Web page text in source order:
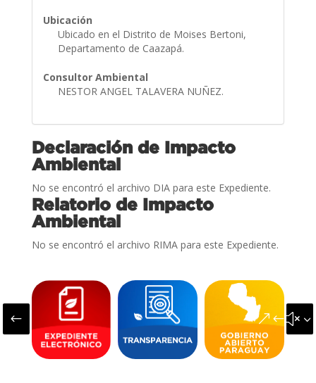
Ubicación
Ubicado en el Distrito de Moises Bertoni,
Departamento de Caazapá.
Consultor Ambiental
NESTOR ANGEL TALAVERA NUÑEZ.
Declaración de Impacto
Ambiental
No se encontró el archivo DIA para este Expediente.
Relatorio de Impacto
Ambiental
No se encontró el archivo RIMA para este Expediente.
#